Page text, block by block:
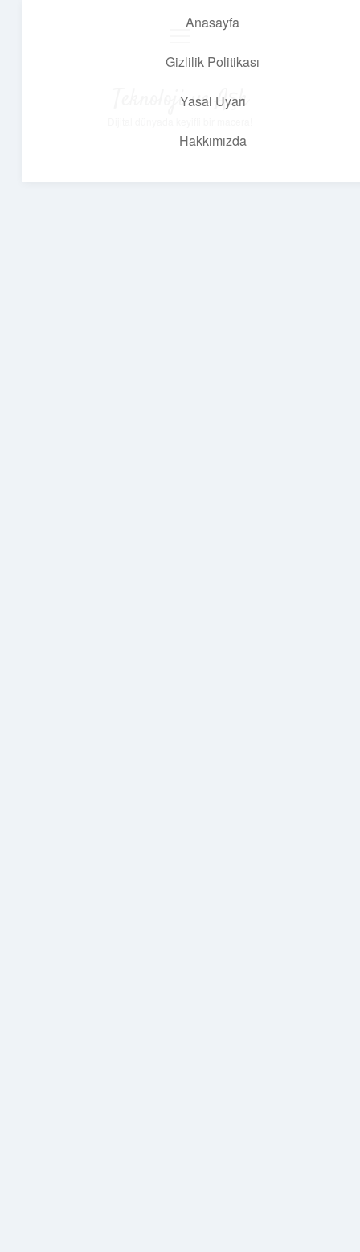
Anasayfa
Gizlilik Politikası
Yasal Uyarı
Hakkımızda
Teknoloji ve Aşk